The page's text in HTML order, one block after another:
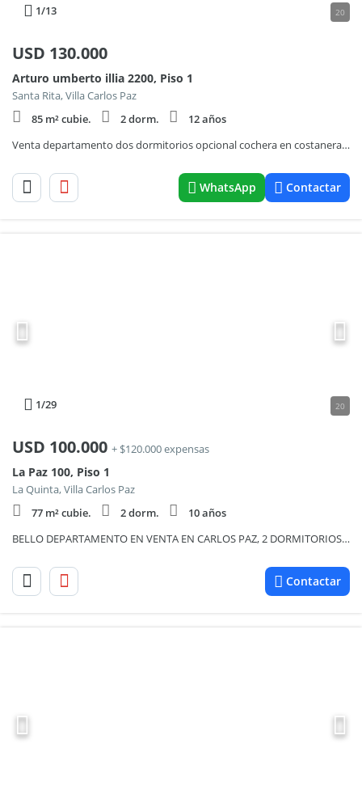
1/13 20
USD 130.000
Arturo umberto illia 2200, Piso 1
Santa Rita, Villa Carlos Paz
85 m² cubie.
2 dorm.
12 años
Venta departamento dos dormitorios opcional cochera en costanera Villa Carlos Paz
WhatsApp Contactar
1/29 20
USD 100.000 + $120.000 expensas
La Paz 100, Piso 1
La Quinta, Villa Carlos Paz
77 m² cubie.
2 dorm.
10 años
BELLO DEPARTAMENTO EN VENTA EN CARLOS PAZ, 2 DORMITORIOS, CON BALCÓN A LA CALLE.
Contactar